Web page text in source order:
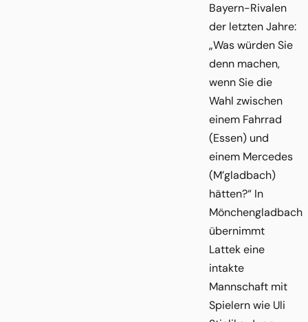
Bayern-Rivalen
der letzten Jahre:
„Was würden Sie
denn machen,
wenn Sie die
Wahl zwischen
einem Fahrrad
(Essen) und
einem Mercedes
(M’gladbach)
hätten?“ In
Mönchengladbach
übernimmt
Lattek eine
intakte
Mannschaft mit
Spielern wie Uli